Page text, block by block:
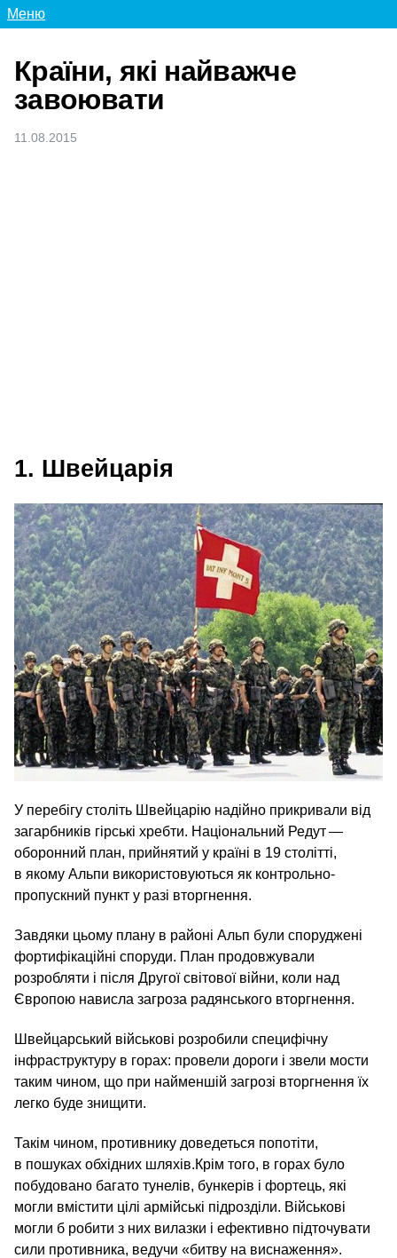
Меню
Країни, які найважче
завоювати
11.08.2015
1. Швейцарія
У перебігу століть Швейцарію надійно прикривали від
загарбників гірські хребти. Національний Редут —
оборонний план, прийнятий у країні в 19 столітті,
в якому Альпи використовуються як контрольно-
пропускний пункт у разі вторгнення.
Завдяки цьому плану в районі Альп були споруджені
фортифікаційні споруди. План продовжували
розробляти і після Другої світової війни, коли над
Європою нависла загроза радянського вторгнення.
Швейцарський військові розробили специфічну
інфраструктуру в горах: провели дороги і звели мости
таким чином, що при найменшій загрозі вторгнення їх
легко буде знищити.
Такім чином, противнику доведеться попотіти,
в пошуках обхідних шляхів.Крім того, в горах було
побудовано багато тунелів, бункерів і фортець, які
могли вмістити цілі армійські підрозділи. Військові
могли б робити з них вилазки і ефективно підточувати
сили противника, ведучи «битву на виснаження».